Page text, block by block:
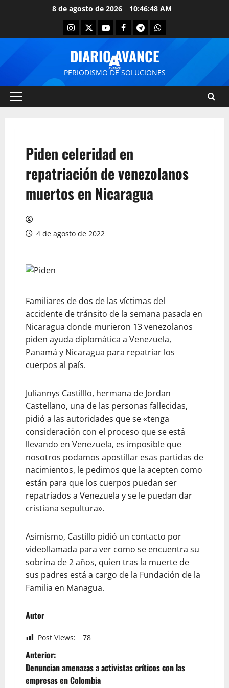
8 de agosto de 2026 10:46:48 AM
DIARIO AVANCE
PERIODISMO DE SOLUCIONES
Piden celeridad en
repatriación de venezolanos
muertos en Nicaragua
4 de agosto de 2022
Familiares de dos de las víctimas del
accidente de tránsito de la semana pasada en
Nicaragua donde murieron 13 venezolanos
piden ayuda diplomática a Venezuela,
Panamá y Nicaragua para repatriar los
cuerpos al país.
Juliannys Castilllo, hermana de Jordan
Castellano, una de las personas fallecidas,
pidió a las autoridades que se «tenga
consideración con el proceso que se está
llevando en Venezuela, es imposible que
nosotros podamos apostillar esas partidas de
nacimientos, le pedimos que la acepten como
están para que los cuerpos puedan ser
repatriados a Venezuela y se le puedan dar
cristiana sepultura».
Asimismo, Castillo pidió un contacto por
videollamada para ver como se encuentra su
sobrina de 2 años, quien tras la muerte de
sus padres está a cargo de la Fundación de la
Familia en Managua.
Autor
Post Views: 78
Anterior:
Denuncian amenazas a activistas críticos con las
empresas en Colombia